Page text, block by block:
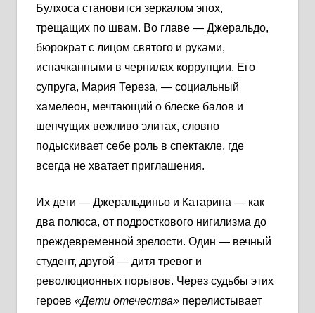
Булхоса становится зеркалом эпох,
трещащих по швам. Во главе — Джеральдо,
бюрократ с лицом святого и руками,
испачканными в чернилах коррупции. Его
супруга, Мария Тереза, — социальный
хамелеон, мечтающий о блеске балов и
шепчущих вежливо элитах, словно
подыскивает себе роль в спектакле, где
всегда не хватает приглашения.
Их дети — Джеральдиньо и Катарина — как
два полюса, от подросткового нигилизма до
преждевременной зрелости. Один — вечный
студент, другой — дитя тревог и
революционных порывов. Через судьбы этих
героев «Дети отечества» перелистывает